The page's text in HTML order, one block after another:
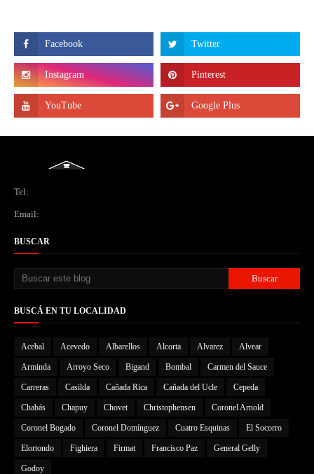
Tel:
Email:
BUSCAR
BUSCÁ EN TU LOCALIDAD
Acebal Acevedo Albarellos Alcorta Alvarez Alvear
Arminda Arroyo Seco Bigand Bombal Carmen del Sauce
Carreras Casilda Cañada Rica Cañada del Ucle Cepeda
Chabás Chapuy Chovet Christophensen Coronel Arnold
Coronel Bogado Coronel Domínguez Cuatro Esquinas El Socorro
Elortondo Fighiera Firmat Francisco Paz General Gelly
Godoy